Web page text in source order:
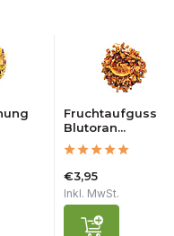
Fruchtaufguss
Blutoran...
€3,95
Inkl. MwSt.